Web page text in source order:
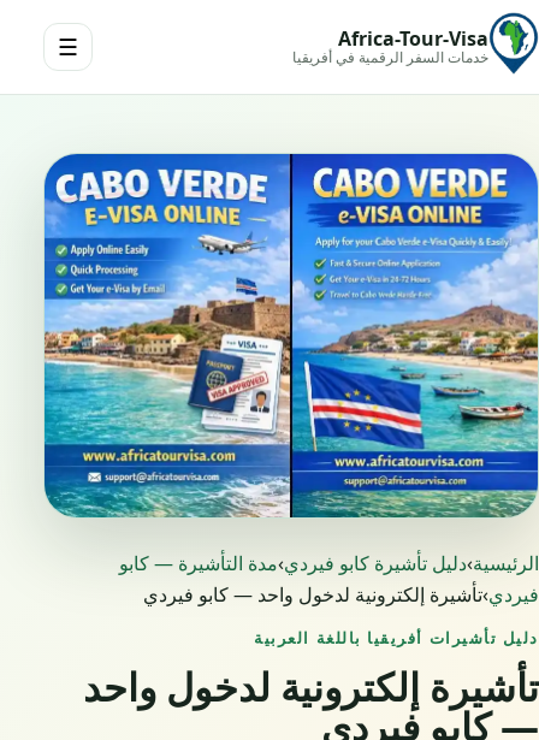
Africa-Tour-Visa
خدمات السفر الرقمية في أفريقيا ☰
الرئيسية›دليل تأشيرة كابو فيردي›مدة التأشيرة — كابو
فيردي›تأشيرة إلكترونية لدخول واحد — كابو فيردي
دليل تأشيرات أفريقيا باللغة العربية
تأشيرة إلكترونية لدخول واحد
— كابو فيردي